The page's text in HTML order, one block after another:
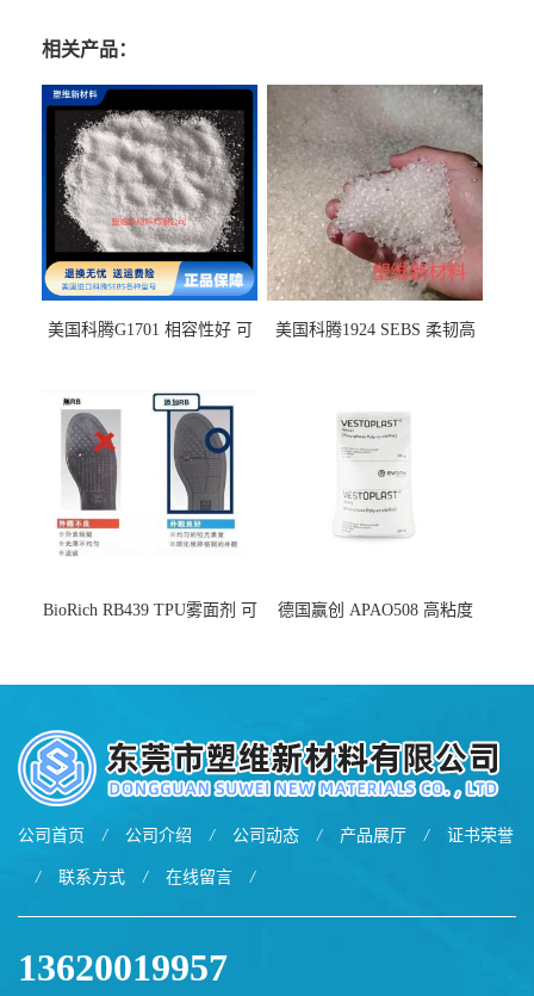
相关产品：
美国科腾G1701 相容性好 可
美国科腾1924 SEBS 柔韧高
BioRich RB439 TPU雾面剂 可
德国赢创 APAO508 高粘度
公司首页 / 公司介绍 / 公司动态 / 产品展厅 / 证书荣誉
/ 联系方式 / 在线留言 /
13620019957